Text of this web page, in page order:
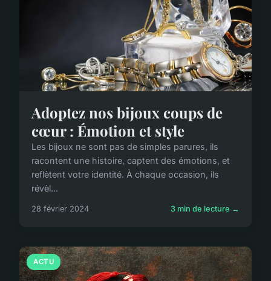
Adoptez nos bijoux coups de
cœur : Émotion et style
Les bijoux ne sont pas de simples parures, ils
racontent une histoire, captent des émotions, et
reflètent votre identité. À chaque occasion, ils
révèl...
28 février 2024 3 min de lecture →
ACTU